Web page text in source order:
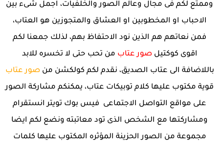
وممتع لكم فى مجال وعالم الصور والخلفيات، اجمل شىء بين
الاحباب او المخطوبين او العشاق والمتجوزين هو العتاب،
فمن نعاتهم هم الذين نود الاحتفاظ بهم، لذلك جمعنا لكم
اقوى كوكتيلصور عتاب من تحب حتى لا تخسره للابد
باللاضافة الى عتاب الصديق، نقدم لكم كولكشن منصور عتاب
قوية مكتوب عليها كلام توبيكات عتاب، يمكنكم مشاركة الصور
على مواقع التواصل الاجتماعى فيس بوك تويتر انستقرام
ومشاركتها مع الشخص الذى تود معاتبته ونضع لكم ايضا
مجموعة من الصور الحزينة المؤثره المكتوب عليها كلمات